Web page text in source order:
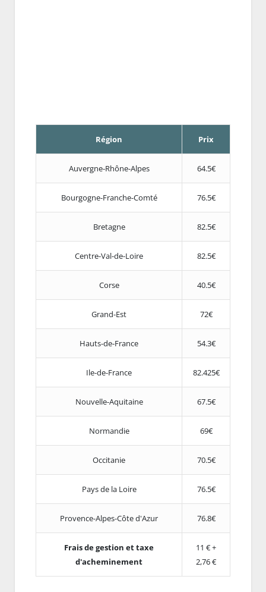
Région Prix
Auvergne-Rhône-Alpes 64.5€
Bourgogne-Franche-Comté 76.5€
Bretagne 82.5€
Centre-Val-de-Loire 82.5€
Corse 40.5€
Grand-Est 72€
Hauts-de-France 54.3€
Ile-de-France 82.425€
Nouvelle-Aquitaine 67.5€
Normandie 69€
Occitanie 70.5€
Pays de la Loire 76.5€
Provence-Alpes-Côte d'Azur 76.8€
Frais de gestion et taxe
d'acheminement
11 € +
2,76 €